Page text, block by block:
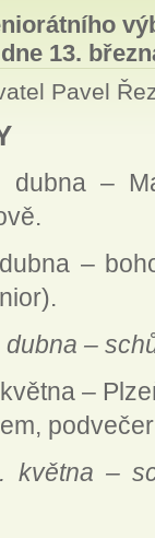
13.
Pavel
dubna –
–
dubna –
–
května –